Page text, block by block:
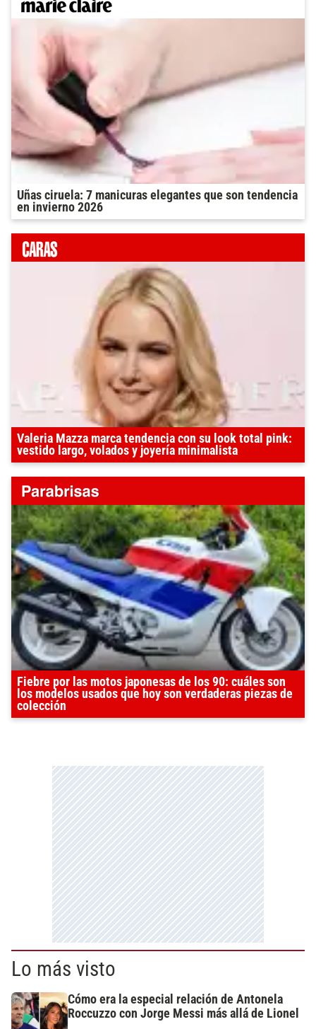
Uñas ciruela: 7 manicuras elegantes que son tendencia
en invierno 2026
Valeria Mazza marca tendencia con su look total pink:
vestido largo, volados y joyería minimalista
Fiebre por las motos japonesas de los 90: cuáles son
los modelos usados que hoy son verdaderas piezas de
colección
Lo más visto
Cómo era la especial relación de Antonela
Roccuzzo con Jorge Messi más allá de Lionel